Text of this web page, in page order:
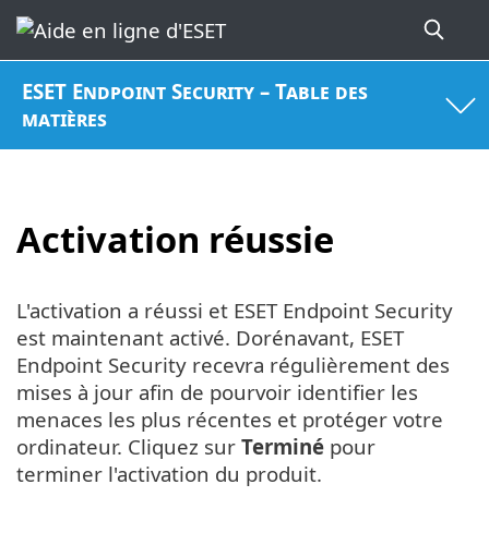
ESET Endpoint Security – Table des
matières
Activation réussie
L'activation a réussi et ESET Endpoint Security
est maintenant activé. Dorénavant, ESET
Endpoint Security recevra régulièrement des
mises à jour afin de pourvoir identifier les
menaces les plus récentes et protéger votre
ordinateur. Cliquez sur Terminé pour
terminer l'activation du produit.